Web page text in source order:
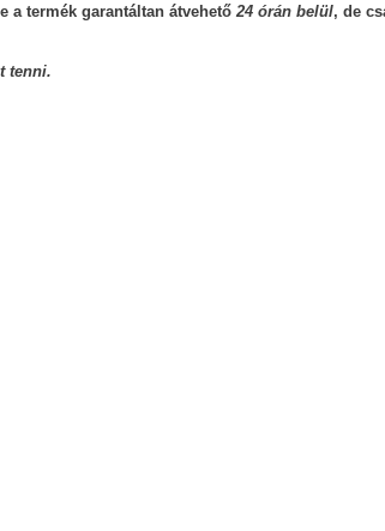
a termék garantáltan átvehető 24 órán belül, de
tenni.